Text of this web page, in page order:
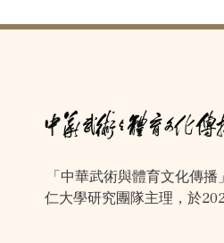
「中華武術與體育文化傳
仁大學研究團隊主理，於